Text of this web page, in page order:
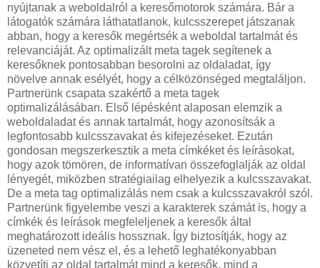
nyújtanak a weboldalról a keresőmotorok számára. Bár a
látogatók számára láthatatlanok, kulcsszerepet játszanak
abban, hogy a keresők megértsék a weboldal tartalmát és
relevanciáját. Az optimalizált meta tagek segítenek a
keresőknek pontosabban besorolni az oldaladat, így
növelve annak esélyét, hogy a célközönséged megtaláljon.
Partnerünk csapata szakértő a meta tagek
optimalizálásában. Első lépésként alaposan elemzik a
weboldaladat és annak tartalmát, hogy azonosítsák a
legfontosabb kulcsszavakat és kifejezéseket. Ezután
gondosan megszerkesztik a meta címkéket és leírásokat,
hogy azok tömören, de informatívan összefoglalják az oldal
lényegét, miközben stratégiailag elhelyezik a kulcsszavakat.
De a meta tag optimalizálás nem csak a kulcsszavakról szól.
Partnerünk figyelembe veszi a karakterek számát is, hogy a
címkék és leírások megfeleljenek a keresők által
meghatározott ideális hossznak. Így biztosítják, hogy az
üzeneted nem vész el, és a lehető leghatékonyabban
közvetíti az oldal tartalmát mind a keresők, mind a